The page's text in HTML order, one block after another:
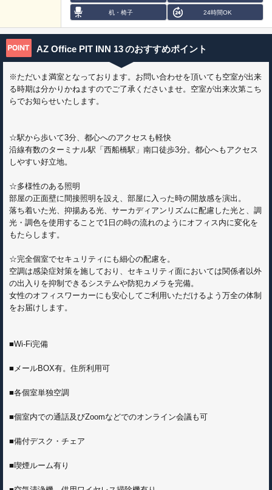
机・椅子 24時間OK
AZ Office PIT INN 13のおすすめポイント
※ただいま満室となっております。お問い合わせを頂いても空室が出来
る時期は分かりかねますのでご了承くださいませ。空室が出来次第こち
らでお知らせいたします。
☆駅から歩いて3分、都心へのアクセスも軽快
沿線有数のターミナル駅「西船橋駅」南口徒歩3分。都心へもアクセス
しやすい好立地。
☆多様性のある照明
部屋の正面壁に間接照明を設え、部屋に⼊った時の開放感を演出。
落ち着いた光、抑揚ある光、サーカディアンリズムに配慮した光と、調
光・調色を使用することで1日の時の流れのようにオフィス内に変化を
もたらします。
☆完全個室でセキュリティにも細心の配慮を。
空調は感染症対策を施しており、セキュリティ面においては関係者以外
の出入りを抑制できるシステムや防犯カメラを完備。
女性のオフィスワーカーにも安心してご利用いただけるよう万全の体制
をお届けします。
■Wi-Fi完備
■メールBOX有。住所利用可
■各個室単独空調
■個室内での通話及びZoomなどでのオンライン会議も可
■備付デスク・チェア
■喫煙ルーム有り